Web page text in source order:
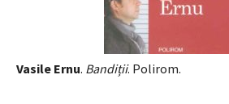
Vasile Ernu. Bandiții. Polirom.